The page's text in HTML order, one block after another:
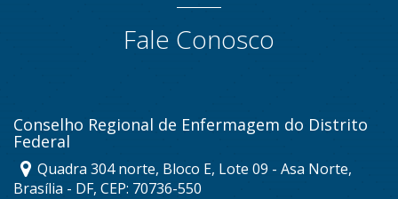
Fale Conosco
Conselho Regional de Enfermagem do Distrito
Federal
Quadra 304 norte, Bloco E, Lote 09 - Asa Norte,
Brasília - DF, CEP: 70736-550